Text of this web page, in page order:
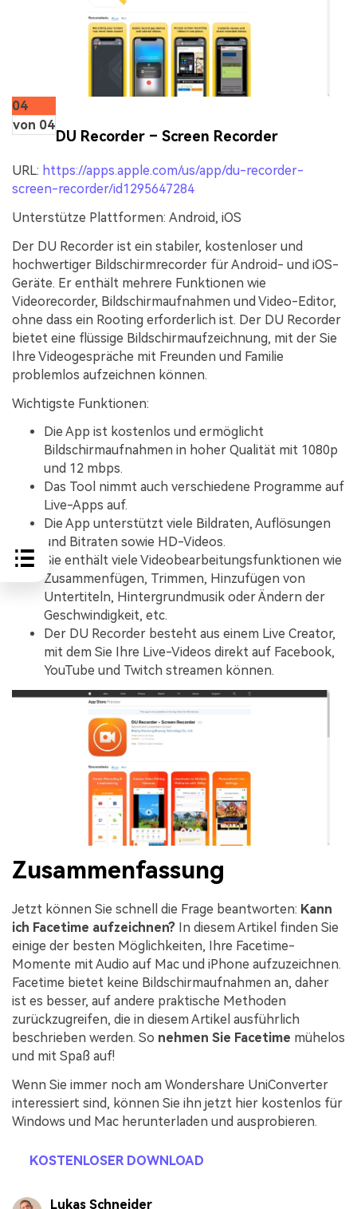
04
von 04
DU Recorder – Screen Recorder
URL: https://apps.apple.com/us/app/du-recorder-
screen-recorder/id1295647284
Unterstütze Plattformen: Android, iOS
Der DU Recorder ist ein stabiler, kostenloser und
hochwertiger Bildschirmrecorder für Android- und iOS-
Geräte. Er enthält mehrere Funktionen wie
Videorecorder, Bildschirmaufnahmen und Video-Editor,
ohne dass ein Rooting erforderlich ist. Der DU Recorder
bietet eine flüssige Bildschirmaufzeichnung, mit der Sie
Ihre Videogespräche mit Freunden und Familie
problemlos aufzeichnen können.
Wichtigste Funktionen:
Die App ist kostenlos und ermöglicht
Bildschirmaufnahmen in hoher Qualität mit 1080p
und 12 mbps.
Das Tool nimmt auch verschiedene Programme auf
Live-Apps auf.
Die App unterstützt viele Bildraten, Auflösungen
und Bitraten sowie HD-Videos.
Sie enthält viele Videobearbeitungsfunktionen wie
Zusammenfügen, Trimmen, Hinzufügen von
Untertiteln, Hintergrundmusik oder Ändern der
Geschwindigkeit, etc.
Der DU Recorder besteht aus einem Live Creator,
mit dem Sie Ihre Live-Videos direkt auf Facebook,
YouTube und Twitch streamen können.
Zusammenfassung
Jetzt können Sie schnell die Frage beantworten: Kann
ich Facetime aufzeichnen? In diesem Artikel finden Sie
einige der besten Möglichkeiten, Ihre Facetime-
Momente mit Audio auf Mac und iPhone aufzuzeichnen.
Facetime bietet keine Bildschirmaufnahmen an, daher
ist es besser, auf andere praktische Methoden
zurückzugreifen, die in diesem Artikel ausführlich
beschrieben werden. So nehmen Sie Facetime mühelos
und mit Spaß auf!
Wenn Sie immer noch am Wondershare UniConverter
interessiert sind, können Sie ihn jetzt hier kostenlos für
Windows und Mac herunterladen und ausprobieren.
KOSTENLOSER DOWNLOAD
Lukas Schneider